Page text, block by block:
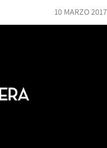
10 MARZO 2017